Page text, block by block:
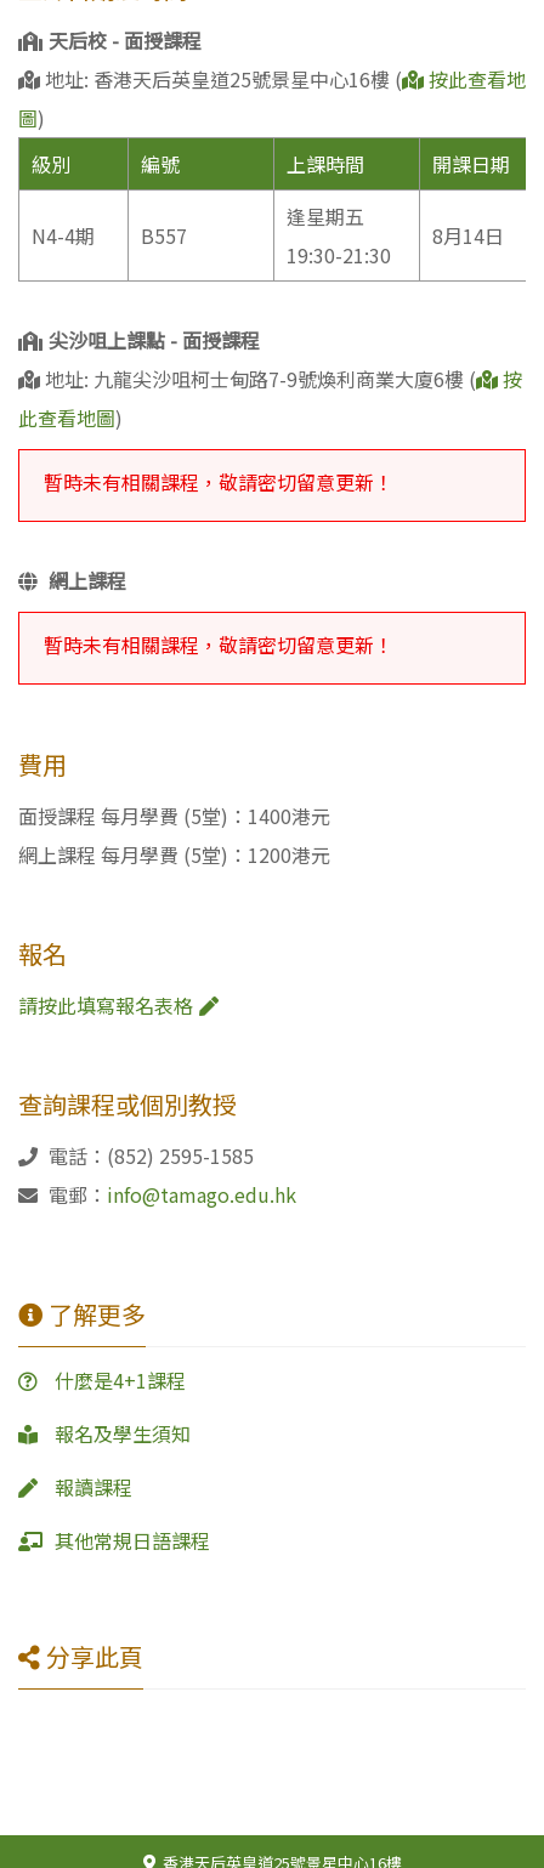
天后校 - 面授課程
地址: 香港天后英皇道25號景星中心16樓 (
按此查看地
圖)
級別
編號 上課時間 開課日期
N4-4期 B557
逢星期五
19:30-21:30
8月14日
尖沙咀上課點 - 面授課程
地址: 九龍尖沙咀柯士甸路7-9號煥利商業大廈6樓 (
按
此查看地圖)
暫時未有相關課程，敬請密切留意更新！
網上課程
暫時未有相關課程，敬請密切留意更新！
費用
面授課程 每月學費 (5堂)：1400港元
網上課程 每月學費 (5堂)：1200港元
報名
請按此填寫報名表格
查詢課程或個別教授
電話：(852) 2595-1585
電郵： info@tamago.edu.hk
了解更多
什麼是4+1課程
報名及學生須知
報讀課程
其他常規日語課程
分享此頁
香港天后英皇道25號景星中心16樓